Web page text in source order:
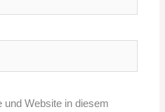
und Website in diesem